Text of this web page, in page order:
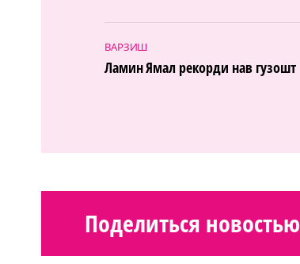
ВАРЗИШ
Ламин Ямал рекорди нав гузошт
Поделиться новостью